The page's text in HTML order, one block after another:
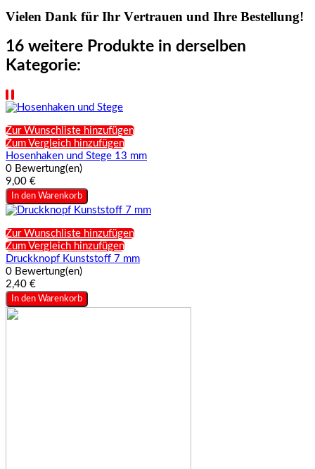
Vielen Dank für Ihr Vertrauen und Ihre Bestellung!
16 weitere Produkte in derselben
Kategorie:
Zur Wunschliste hinzufügen
Zum Vergleich hinzufügen
Hosenhaken und Stege 13 mm
0 Bewertung(en)
9,00 €
In den Warenkorb
Zur Wunschliste hinzufügen
Zum Vergleich hinzufügen
Druckknopf Kunststoff 7 mm
0 Bewertung(en)
2,40 €
In den Warenkorb